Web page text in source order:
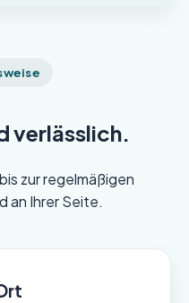
verlässlich.
zur regelmäßigen
an Ihrer Seite.